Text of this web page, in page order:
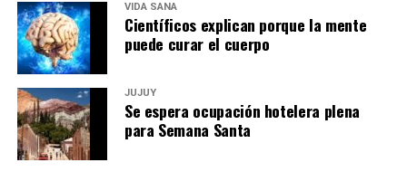
VIDA SANA
Científicos explican porque la mente
puede curar el cuerpo
JUJUY
Se espera ocupación hotelera plena
para Semana Santa